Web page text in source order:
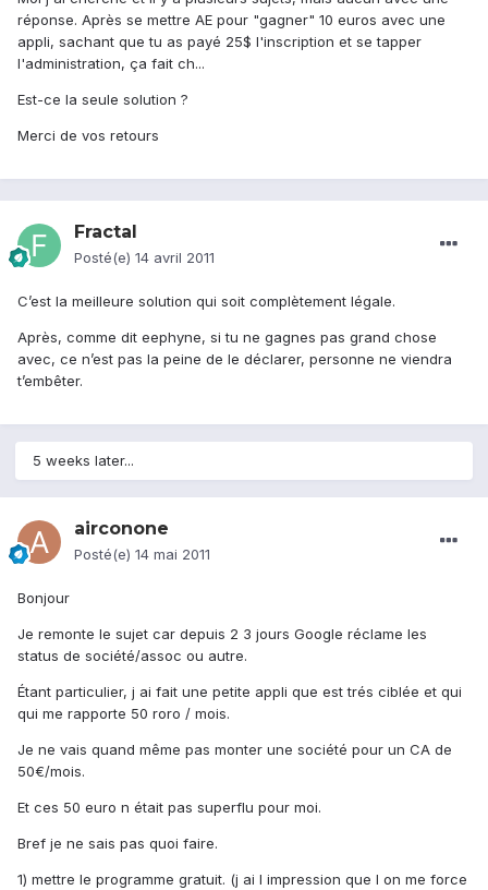
réponse. Après se mettre AE pour "gagner" 10 euros avec une
appli, sachant que tu as payé 25$ l'inscription et se tapper
l'administration, ça fait ch...
Est-ce la seule solution ?
Merci de vos retours
Fractal
Posté(e) 14 avril 2011
C’est la meilleure solution qui soit complètement légale.
Après, comme dit eephyne, si tu ne gagnes pas grand chose
avec, ce n’est pas la peine de le déclarer, personne ne viendra
t’embêter.
5 weeks later...
airconone
Posté(e) 14 mai 2011
Bonjour
Je remonte le sujet car depuis 2 3 jours Google réclame les
status de société/assoc ou autre.
Étant particulier, j ai fait une petite appli que est trés ciblée et qui
qui me rapporte 50 roro / mois.
Je ne vais quand même pas monter une société pour un CA de
50€/mois.
Et ces 50 euro n était pas superflu pour moi.
Bref je ne sais pas quoi faire.
1) mettre le programme gratuit. (j ai l impression que l on me force